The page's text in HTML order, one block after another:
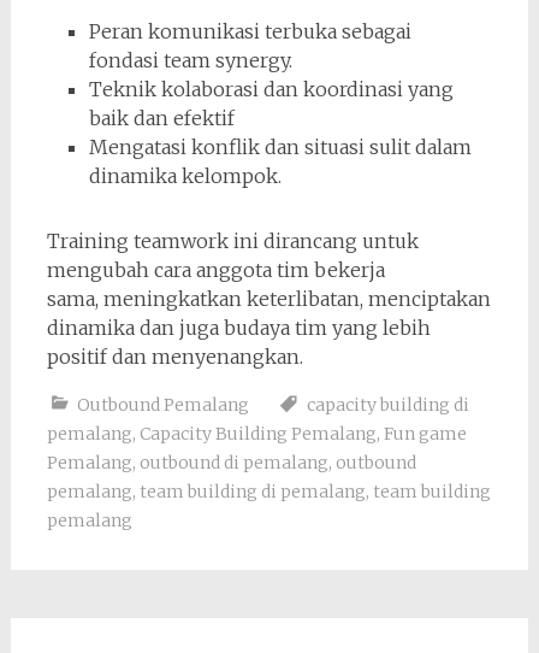
Peran komunikasi terbuka sebagai
fondasi team synergy.
Teknik kolaborasi dan koordinasi yang
baik dan efektif
Mengatasi konflik dan situasi sulit dalam
dinamika kelompok.
Training teamwork ini dirancang untuk
mengubah cara anggota tim bekerja
sama, meningkatkan keterlibatan, menciptakan
dinamika dan juga budaya tim yang lebih
positif dan menyenangkan.
Outbound Pemalang
capacity building di
pemalang, Capacity Building Pemalang, Fun game
Pemalang, outbound di pemalang, outbound
pemalang, team building di pemalang, team building
pemalang